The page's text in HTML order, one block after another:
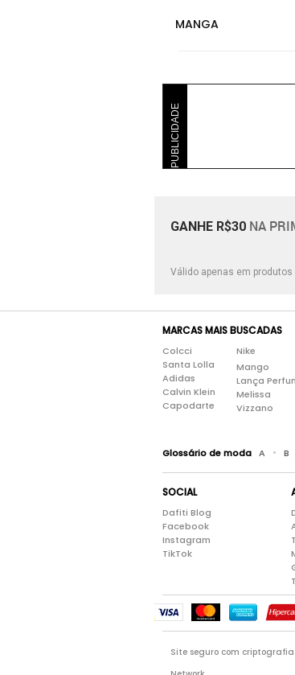
PUBLICIDADE
GANHE R$30 NA
Válido apenas em
MARCAS MAIS BUSCADAS
Colcci
Santa Lolla
Adidas
Calvin Klein
Capodarte
Nike
Mango
Lança
Melissa
Vizzano
Glossário de moda A • B
SOCIAL
Dafiti Blog
Facebook
Instagram
TikTok
Site seguro com criptografia